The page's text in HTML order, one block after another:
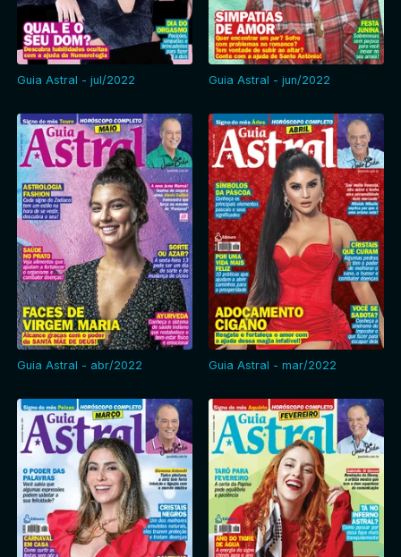
Guia Astral - jul/2022 Guia Astral - jun/2022
Guia Astral - abr/2022 Guia Astral - mar/2022